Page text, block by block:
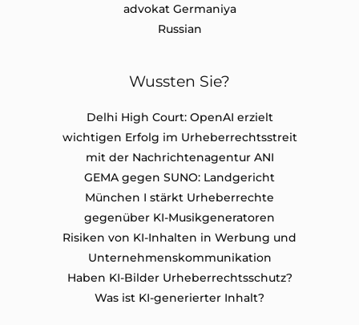
Russian
Wussten Sie?
Delhi High Court: OpenAI erzielt
wichtigen Erfolg im Urheberrechtsstreit
mit der Nachrichtenagentur ANI
GEMA gegen SUNO: Landgericht
München I stärkt Urheberrechte
gegenüber KI-Musikgeneratoren
Risiken von KI-Inhalten in Werbung und
Unternehmenskommunikation
Haben KI-Bilder Urheberrechtsschutz?
Was ist KI-generierter Inhalt?